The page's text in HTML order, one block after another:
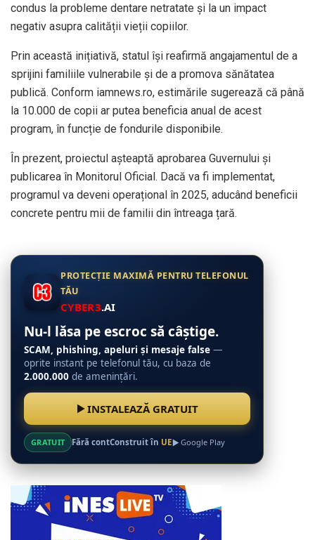
condus la probleme dentare netratate și la un impact
negativ asupra calității vieții copiilor.
Prin această inițiativă, statul își reafirmă angajamentul de a
sprijini familiile vulnerabile și de a promova sănătatea
publică. Conform iamnews.ro, estimările sugerează că până
la 10.000 de copii ar putea beneficia anual de acest
program, în funcție de fondurile disponibile.
În prezent, proiectul așteaptă aprobarea Guvernului și
publicarea în Monitorul Oficial. Dacă va fi implementat,
programul va deveni operațional în 2025, aducând beneficii
concrete pentru mii de familii din întreaga țară.
PROTECȚIE MAXIMĂ PENTRU TELEFONUL
TĂU
CYBER3.AI
Nu-l lăsa pe escroc să câștige.
SCAM, phishing, apeluri și mesaje false —
oprite instant pe telefonul tău, cu baza de
2.000.000 de amenințări.
INSTALEAZĂ GRATUIT
GRATUIT Fără contConstruit în UE Google Play